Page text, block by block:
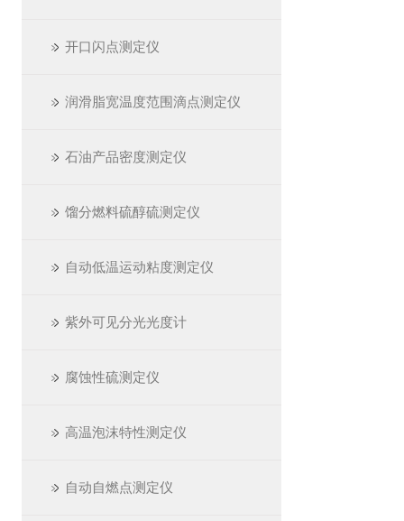
开口闪点测定仪
润滑脂宽温度范围滴点测定仪
石油产品密度测定仪
馏分燃料硫醇硫测定仪
自动低温运动粘度测定仪
紫外可见分光光度计
腐蚀性硫测定仪
高温泡沫特性测定仪
自动自燃点测定仪